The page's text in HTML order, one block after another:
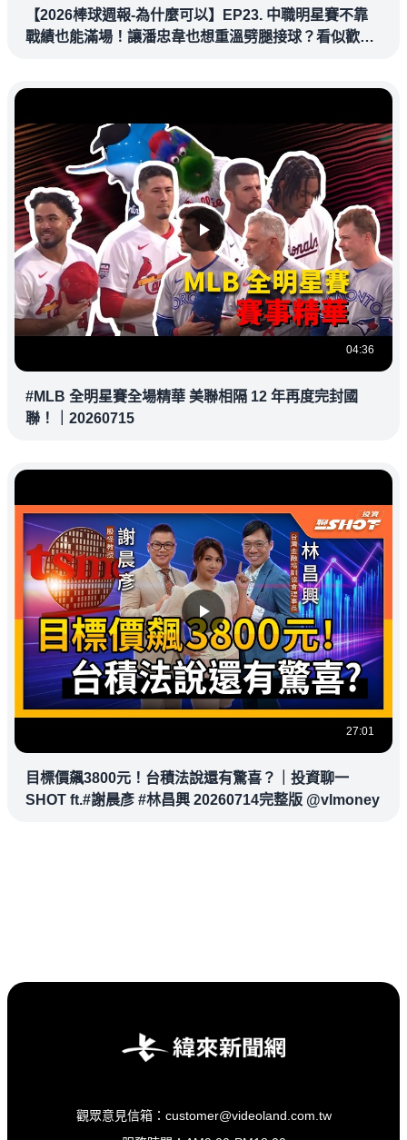
【2026棒球週報-為什麼可以】EP23. 中職明星賽不靠
戰績也能滿場！讓潘忠韋也想重溫劈腿接球？看似歡樂
04:36
#MLB 全明星賽全場精華 美聯相隔 12 年再度完封國
聯！｜20260715
27:01
目標價飆3800元！台積法說還有驚喜？｜投資聊一
SHOT ft.#謝晨彥 #林昌興 20260714完整版 @vlmoney
觀眾意見信箱：customer@videoland.com.tw